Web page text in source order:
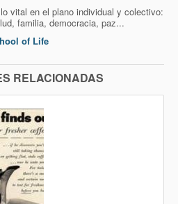
vital en el plano individual y colectivo:
familia, democracia, paz...
of Life
RELACIONADAS